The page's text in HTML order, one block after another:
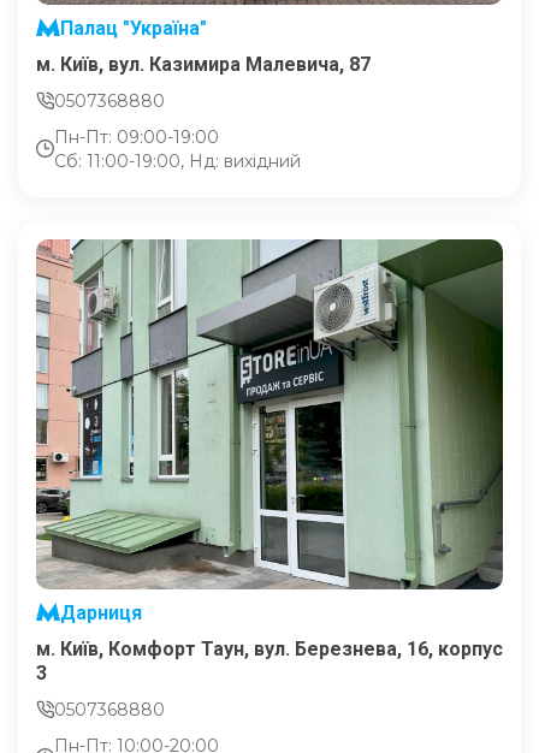
Палац "Україна"
м. Київ, вул. Казимира Малевича, 87
0507368880
Пн-Пт: 09:00-19:00
Сб: 11:00-19:00, Нд: вихідний
Дарниця
м. Київ, Комфорт Таун, вул. Березнева, 16, корпус
3
0507368880
Пн-Пт: 10:00-20:00